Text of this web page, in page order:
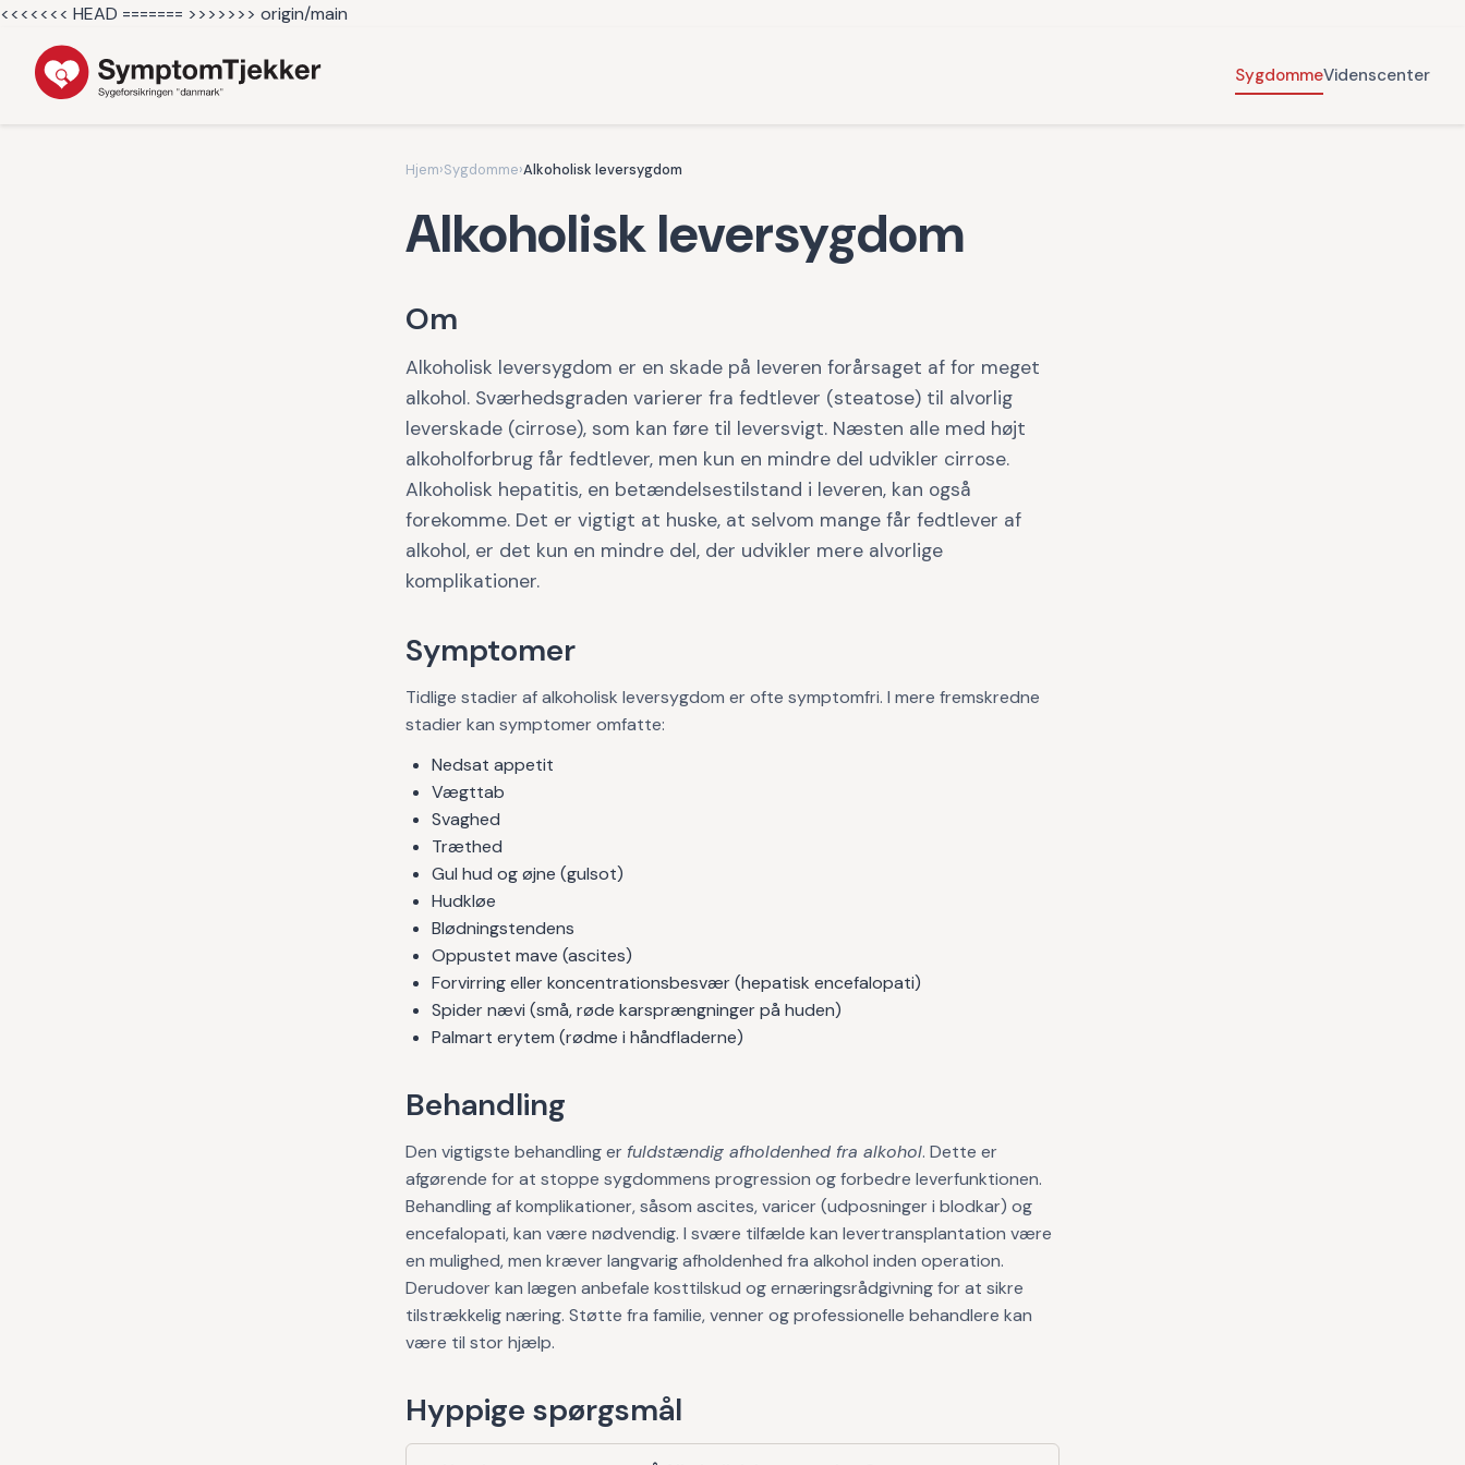
<<<<<<< HEAD ======= >>>>>>> origin/main
SygdommeVidenscenter
Hjem›Sygdomme›Alkoholisk leversygdom
Alkoholisk leversygdom
Om
Alkoholisk leversygdom er en skade på leveren forårsaget af for meget
alkohol. Sværhedsgraden varierer fra fedtlever (steatose) til alvorlig
leverskade (cirrose), som kan føre til leversvigt. Næsten alle med højt
alkoholforbrug får fedtlever, men kun en mindre del udvikler cirrose.
Alkoholisk hepatitis, en betændelsestilstand i leveren, kan også
forekomme. Det er vigtigt at huske, at selvom mange får fedtlever af
alkohol, er det kun en mindre del, der udvikler mere alvorlige
komplikationer.
Symptomer
Tidlige stadier af alkoholisk leversygdom er ofte symptomfri. I mere fremskredne
stadier kan symptomer omfatte:
Nedsat appetit
Vægttab
Svaghed
Træthed
Gul hud og øjne (gulsot)
Hudkløe
Blødningstendens
Oppustet mave (ascites)
Forvirring eller koncentrationsbesvær (hepatisk encefalopati)
Spider nævi (små, røde karsprængninger på huden)
Palmart erytem (rødme i håndfladerne)
Behandling
Den vigtigste behandling er fuldstændig afholdenhed fra alkohol. Dette er
afgørende for at stoppe sygdommens progression og forbedre leverfunktionen.
Behandling af komplikationer, såsom ascites, varicer (udposninger i blodkar) og
encefalopati, kan være nødvendig. I svære tilfælde kan levertransplantation være
en mulighed, men kræver langvarig afholdenhed fra alkohol inden operation.
Derudover kan lægen anbefale kosttilskud og ernæringsrådgivning for at sikre
tilstrækkelig næring. Støtte fra familie, venner og professionelle behandlere kan
være til stor hjælp.
Hyppige spørgsmål